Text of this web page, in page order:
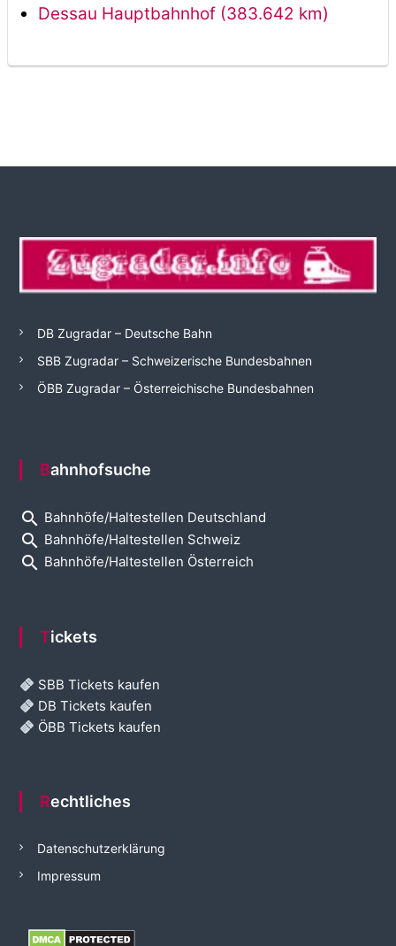
Dessau Hauptbahnhof (383.642 km)
DB Zugradar – Deutsche Bahn
SBB Zugradar – Schweizerische Bundesbahnen
ÖBB Zugradar – Österreichische Bundesbahnen
Bahnhofsuche
search Bahnhöfe/Haltestellen Deutschland
search Bahnhöfe/Haltestellen Schweiz
search Bahnhöfe/Haltestellen Österreich
Tickets
SBB Tickets kaufen
DB Tickets kaufen
ÖBB Tickets kaufen
Rechtliches
Datenschutzerklärung
Impressum